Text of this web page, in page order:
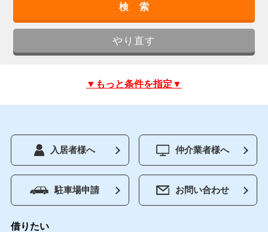
▼もっと条件を指定▼
入居者様へ 仲介業者様へ
駐車場申請 お問い合わせ
借りたい